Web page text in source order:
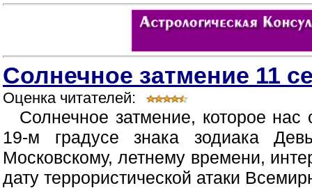
Солнечное затмение 11
Оценка читателей:
Солнечное затмение, которое
19-м градусе знака зодиака
Московскому, летнему времени,
дату террористической атаки